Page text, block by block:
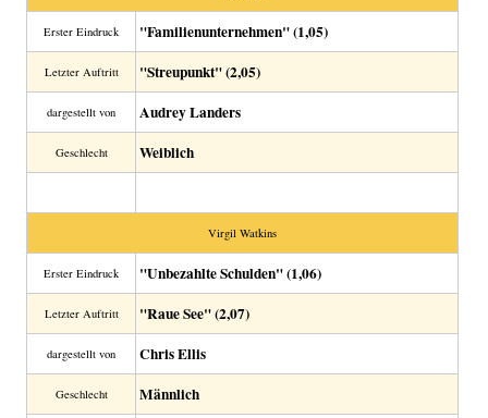
Erster Eindruck "Familienunternehmen" (1,05)
Letzter Auftritt "Streupunkt" (2,05)
dargestellt von Audrey Landers
Geschlecht Weiblich
Virgil Watkins
Erster Eindruck "Unbezahlte Schulden" (1,06)
Letzter Auftritt "Raue See" (2,07)
dargestellt von Chris Ellis
Geschlecht Männlich